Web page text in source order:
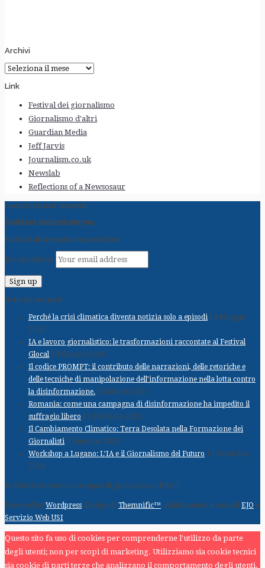
Archivi
Archivi
Link
Festival dei giornalismo
Giornalismo d'altri
Guardian Media
Jeff Jarvis
Journalism.co.uk
Newslab
Reflections of a Newsosaur
I nostri tweet recenti
Could not authenticate you.
Iscriviti alla nostra newsletter
Email address:
Articoli recenti
Perché la crisi climatica diventa notizia solo a episodi 19 Maggio
2026
IA e lavoro giornalistico: le trasformazioni raccontate al Festival
Glocal 9 Febbraio 2026
Il codice PROMPT: il contributo delle narrazioni, delle retoriche e
delle tecniche di manipolazione dell’informazione nella lotta contro
la disinformazione. 25 Marzo 2025
Romania: come una campagna di disinformazione ha impedito il
suffragio libero 11 Febbraio 2025
Il Cambiamento Climatico: Terra Desolata nella Formazione dei
Giornalisti 9 Gennaio 2025
Workshop a Lugano: L’IA e il Giornalismo del Futuro 17 Dicembre
2024
© 2026 Osservatorio europeo di giornalismo (EJO) |
Powered by Wordpress. Design di Themnific™. Adattamento a cura di EJO e
Servizio Web USI
Questo sito fa uso di cookies per comprenderne l'utilizzo da parte
degli utenti; non per scopi di marketing. Utilizziamo sia cookie tecnici
sia cookie di parti terze che analizzano il comportamento degli utenti,